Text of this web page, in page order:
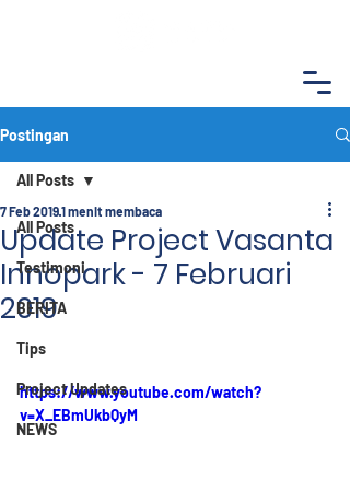
Postingan
All Posts
Testimoni
BERITA
Tips
Project Updates
NEWS
All Posts
Update Project Vasanta
Innopark - 7 Februari
2019
7 Feb 20191 menit membaca
https://www.youtube.com/watch?
v=X_EBmUkbQyM